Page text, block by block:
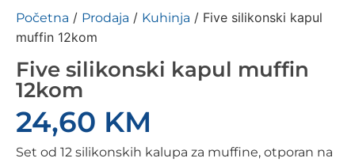
Početna / Prodaja / Kuhinja / Five silikonski kapul
muffin 12kom
Five silikonski kapul muffin
12kom
24,60 KM
Set od 12 silikonskih kalupa za muffine, otporan na